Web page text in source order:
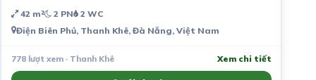
42 m² 2 PN 2 WC
Điện Biên Phủ, Thanh Khê, Đà Nẵng, Việt Nam
778 lượt xem · Thanh Khê Xem chi tiết